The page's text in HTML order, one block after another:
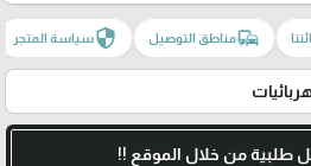
commuteمناطق التوصيل securityسياسة المتجر
طلبية من خلال الموقع !!